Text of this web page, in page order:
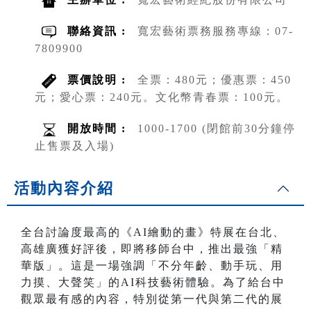
聯絡資訊 :
寬宏藝術票務服務專線：07-
7809900
票價說明 :
全票：480元；優惠票：450
元；愛心票：240元。文化幣青春票：100元。
開放時間 :
1000-1700 (閉館前30分鐘停
止售票及入場)
活動內容介紹
全台討論度最高的《AI繪動的畫》特展在台北、
高雄廣獲好評後，即將移師台中，推出最強「精
華版」。這是一場強調「不分年齡、動手玩、用
力摸、大聲笑」的AI科技藝術體驗。為了給台中
觀眾最有感的內容，特別從第一代與第二代的展